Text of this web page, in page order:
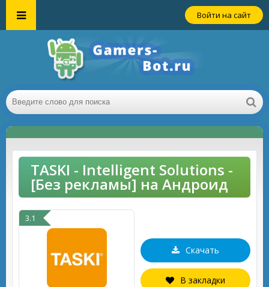
Войти на сайт
TASKI - Intelligent Solutions -
[Без рекламы] на Андроид
3.1
Скачать
В закладки